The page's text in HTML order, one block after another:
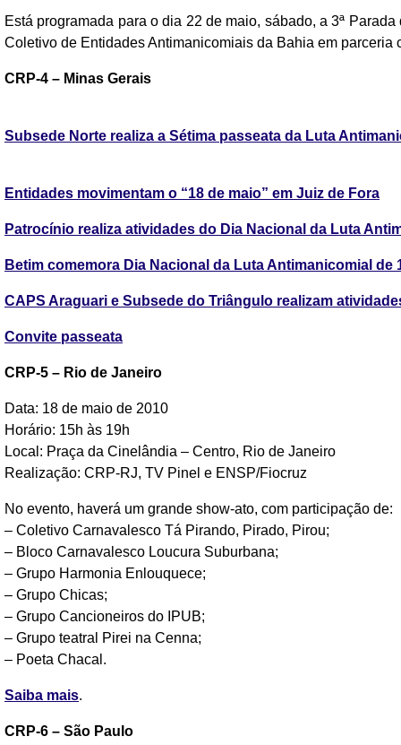
Está programada para o dia 22 de maio, sábado, a 3ª
Coletivo de Entidades Antimanicomiais da Bahia em
CRP-4 – Minas Gerais
Subsede Norte realiza a Sétima passeata da Luta
Entidades movimentam o “18 de maio” em Juiz de Fora
Patrocínio realiza atividades do Dia Nacional da Luta
Betim comemora Dia Nacional da Luta Antimanicomial de
CAPS Araguari e Subsede do Triângulo realizam
Convite passeata
CRP-5 – Rio de Janeiro
Data: 18 de maio de 2010
Horário: 15h às 19h
Local: Praça da Cinelândia – Centro, Rio de Janeiro
Realização: CRP-RJ, TV Pinel e ENSP/Fiocruz
No evento, haverá um grande show-ato, com participação de:
– Coletivo Carnavalesco Tá Pirando, Pirado, Pirou;
– Bloco Carnavalesco Loucura Suburbana;
– Grupo Harmonia Enlouquece;
– Grupo Chicas;
– Grupo Cancioneiros do IPUB;
– Grupo teatral Pirei na Cenna;
– Poeta Chacal.
Saiba mais.
CRP-6 – São Paulo